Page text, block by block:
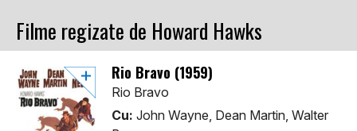
Filme regizate de Howard Hawks
Rio Bravo (1959)
Rio Bravo
Cu: John Wayne, Dean Martin, Walter